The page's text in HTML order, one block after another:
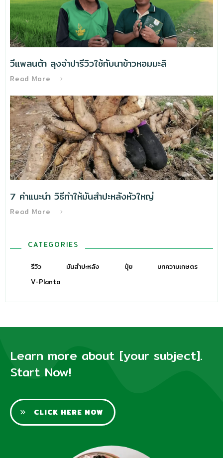
วีแพลนต้า ลุงจำปารีวิวใช้กับนาข้าวหอมมะลิ
Read More
7 คำแนะนำ วิธีทําให้มันสำปะหลังหัวใหญ่
Read More
CATEGORIES
รีวิว มันสำปะหลัง ปุ๋ย
บทความเกษตร
V-Planta
Learn more about [your subject].
Start Now!
CLICK HERE NOW